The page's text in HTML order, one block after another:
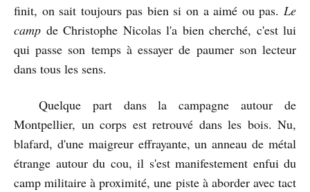
finit, on sait toujours pas bien si on a aimé ou pas. Le
camp de Christophe Nicolas l'a bien cherché, c'est lui
qui passe son temps à essayer de paumer son lecteur
dans tous les sens.
Quelque part dans la campagne autour de
Montpellier, un corps est retrouvé dans les bois. Nu,
blafard, d'une maigreur effrayante, un anneau de métal
étrange autour du cou, il s'est manifestement enfui du
camp militaire à proximité, une piste à aborder avec tact